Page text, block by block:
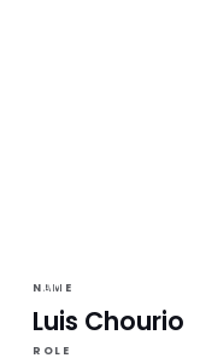
NOTICIAS
NAME
Luis Chourio
ROLE